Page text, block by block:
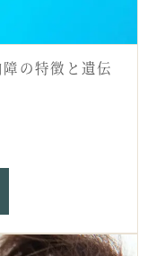
の特徴と遺伝